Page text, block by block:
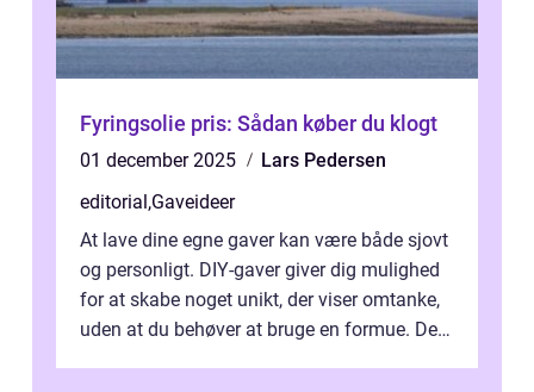
Fyringsolie pris: Sådan køber du klogt
01 december 2025
Lars Pedersen
editorial ,Gaveideer
At lave dine egne gaver kan være både sjovt
og personligt. DIY-gaver giver dig mulighed
for at skabe noget unikt, der viser omtanke,
uden at du behøver at bruge en formue. Det